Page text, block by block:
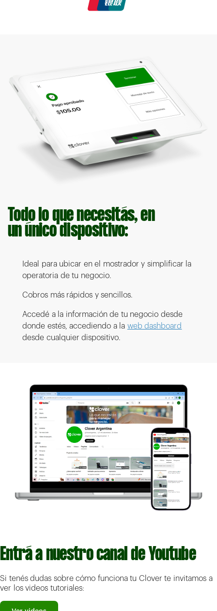
Todo lo que necesitás, en
un único dispositivo:
Ideal para ubicar en el mostrador y simplificar la
operatoria de tu negocio.
Cobros más rápidos y sencillos.
Accedé a la información de tu negocio desde
donde estés, accediendo a la web dashboard
desde cualquier dispositivo.
Entrá a nuestro canal de Youtube
Si tenés dudas sobre cómo funciona tu Clover te invitamos a
ver los videos tutoriales: